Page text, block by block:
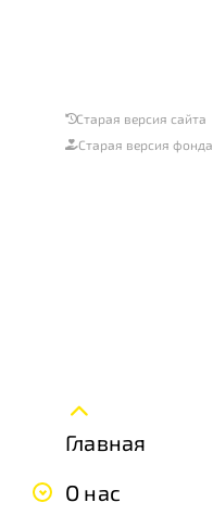
Старая версия сайта
Старая версия фонда
Главная
О нас